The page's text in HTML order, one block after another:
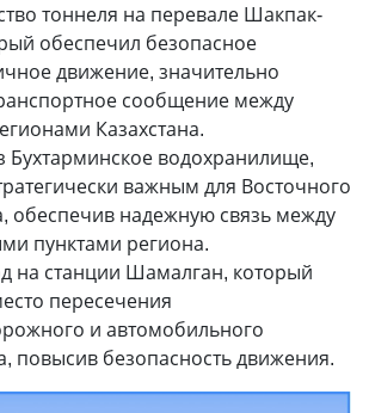
тоннеля на перевале Шакпак-
обеспечил безопасное
движение, значительно
сообщение между
Казахстана.
Бухтарминское водохранилище,
важным для Восточного
обеспечив надежную связь между
пунктами региона.
на станции Шамалган, который
пересечения
и автомобильного
повысив безопасность движения.